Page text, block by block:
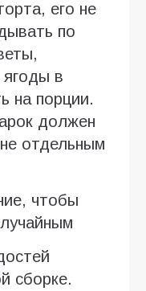
его не
по
в
на порции.
должен
отдельным
чтобы
сборке.